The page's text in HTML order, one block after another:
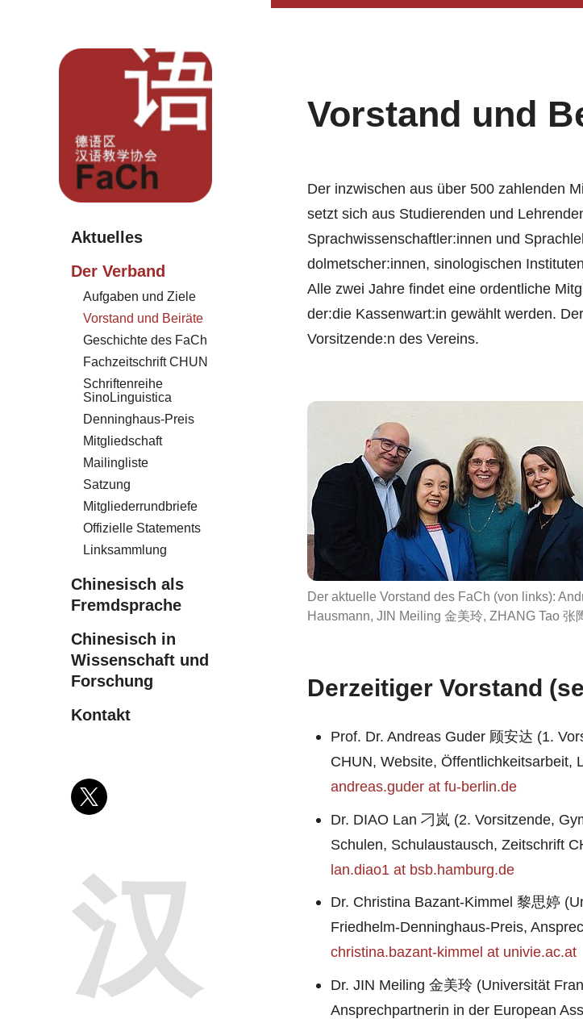
Aktuelles
Der Verband
Aufgaben und Ziele
Vorstand und Beiräte
Geschichte des FaCh
Fachzeitschrift CHUN
Schriftenreihe
SinoLinguistica
Denninghaus-Preis
Mitgliedschaft
Mailingliste
Satzung
Mitgliederrundbriefe
Offizielle Statements
Linksammlung
Chinesisch als
Fremdsprache
Chinesisch in
Wissenschaft und
Forschung
Kontakt
汉
Vorstand und
Der inzwischen aus über 500 zahlenden
setzt sich aus Studierenden und
Sprachwissenschaftler:innen und
dolmetscher:innen, sinologischen
Alle zwei Jahre findet eine ordentliche
der:die Kassenwart:in gewählt werden.
Vorsitzende:n des Vereins.
Der aktuelle Vorstand des FaCh (von links):
Hausmann, JIN Meiling 金美玲, ZHANG Tao 张
Derzeitiger Vorstand
Prof. Dr. Andreas Guder 顾安达 (1.
CHUN, Website, Öffentlichkeitsarbeit,
andreas.guder at fu-berlin.de
Dr. DIAO Lan 刁岚 (2. Vorsitzende,
Schulen, Schulaustausch, Zeitschrift
lan.diao1 at bsb.hamburg.de
Dr. Christina Bazant-Kimmel 黎思婷
Friedhelm-Denninghaus-Preis,
christina.bazant-kimmel at univie.ac.at
Dr. JIN Meiling 金美玲 (Universität
Ansprechpartnerin in der European